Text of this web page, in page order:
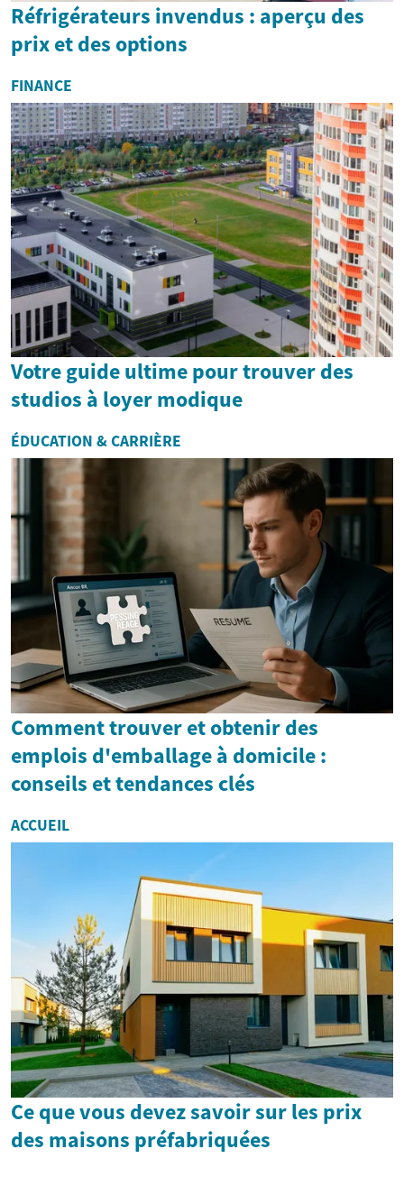
Réfrigérateurs invendus : aperçu des
prix et des options
FINANCE
Votre guide ultime pour trouver des
studios à loyer modique
ÉDUCATION & CARRIÈRE
Comment trouver et obtenir des
emplois d'emballage à domicile :
conseils et tendances clés
ACCUEIL
Ce que vous devez savoir sur les prix
des maisons préfabriquées